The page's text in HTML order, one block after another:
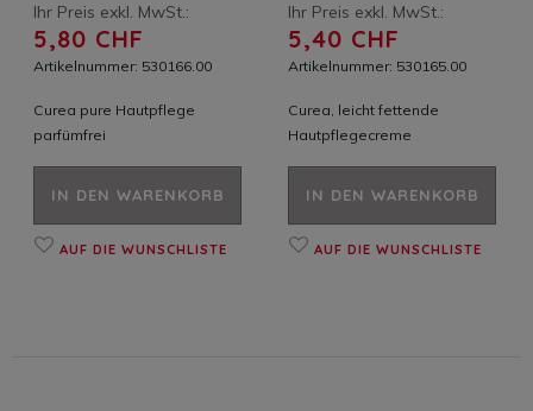
Ihr Preis exkl. MwSt.:
5,80 CHF
Artikelnummer: 530166.00
Curea pure Hautpflege
parfümfrei
IN DEN WARENKORB
AUF DIE WUNSCHLISTE
Ihr Preis exkl. MwSt.:
5,40 CHF
Artikelnummer: 530165.00
Curea, leicht fettende
Hautpflegecreme
IN DEN WARENKORB
AUF DIE WUNSCHLISTE